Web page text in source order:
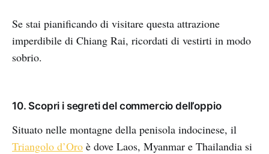
Se stai pianificando di visitare questa attrazione
imperdibile di Chiang Rai, ricordati di vestirti in modo
sobrio.
10. Scopri i segreti del commercio dell’oppio
Situato nelle montagne della penisola indocinese, il
Triangolo d’Oro è dove Laos, Myanmar e Thailandia si